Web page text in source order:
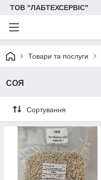
ТОВ "ЛАБТЕХСЕРВІС"
Товари та послуги
СОЯ
Сортування